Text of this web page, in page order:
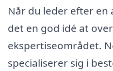
Når du leder efter en
det en god idé at
ekspertiseområdet.
specialiserer sig i